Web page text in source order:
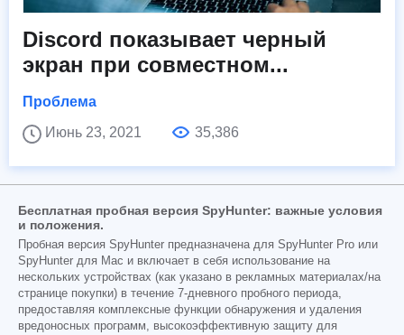
Discord показывает черный
экран при совместном...
Проблема
Июнь 23, 2021
35,386
Бесплатная пробная версия SpyHunter: важные условия
и положения.
Пробная версия SpyHunter предназначена для SpyHunter Pro или
SpyHunter для Mac и включает в себя использование на
нескольких устройствах (как указано в рекламных материалах/на
странице покупки) в течение 7-дневного пробного периода,
предоставляя комплексные функции обнаружения и удаления
вредоносных программ, высокоэффективную защиту для